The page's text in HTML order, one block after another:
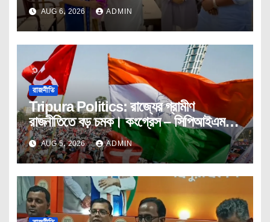
AUG 6, 2026 ADMIN
রাজনীতি
Tripura Politics: রাজ্যের গ্রামীণ
রাজনীতিতে বড় চমক। কংগ্রেস – সিপিআইএম
যৌথ ভাবে দখল করলো পঞ্চায়েত।
AUG 5, 2026 ADMIN